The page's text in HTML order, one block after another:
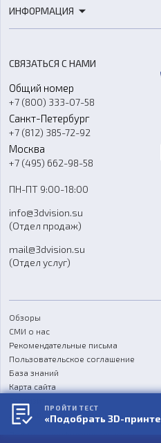
Расходные материалы
Оборудование и материалы для
Аксессуары и прочее
Программное обеспечение
3D-моделирование
Ремонт и услуги
ИНФОРМАЦИЯ
О компании
Контакты
Гос. закупки
Стать дилером
Блог
FAQ
СВЯЗАТЬСЯ С НАМИ
Общий номер
+7 (800) 333-07-58
Санкт-Петербург
+7 (812) 385-72-92
Москва
+7 (495) 662-98-58
ПН-ПТ 9:00-18:00
info@3dvision.su
(Отдел продаж)
mail@3dvision.su
(Отдел услуг)
Обзоры
СМИ о нас
Рекомендательные письма
Пользовательское соглашение
База знаний
Карта сайта
Согласие на обработку
ПРОЙТИ ТЕСТ
«Подобрать 3D-